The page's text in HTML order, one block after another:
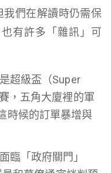
我們在解讀時仍需保
有許多「雜訊」可
超級盃（Super
，五角大廈裡的軍
時候的訂單暴增與
臨「政府關門」